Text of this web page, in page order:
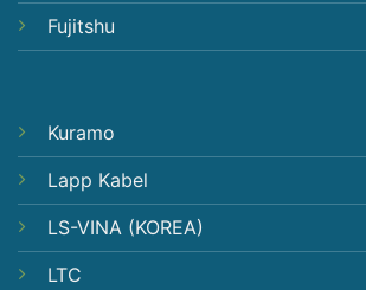
Fujitshu
Kuramo
Lapp Kabel
LS-VINA (KOREA)
LTC